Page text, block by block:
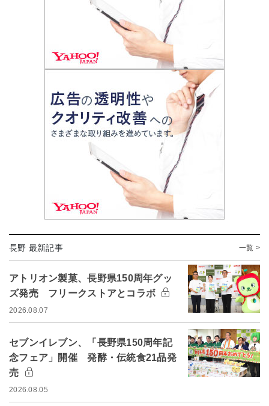
長野 最新記事 一覧 >
アトリオン製菓、長野県150周年グッ
ズ発売 フリークストアとコラボ
2026.08.07
セブンイレブン、「長野県150周年記
念フェア」開催 発酵・伝統食21品発
売
2026.08.05